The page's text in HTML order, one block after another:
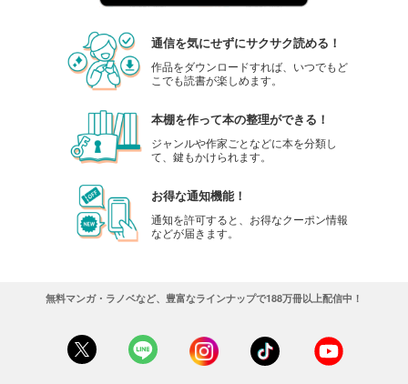
通信を気にせずにサクサク読める！
作品をダウンロードすれば、いつでもど
こでも読書が楽しめます。
本棚を作って本の整理ができる！
ジャンルや作家ごとなどに本を分類し
て、鍵もかけられます。
お得な通知機能！
通知を許可すると、お得なクーポン情報
などが届きます。
無料マンガ・ラノベなど、豊富なラインナップで188万冊以上配信中！